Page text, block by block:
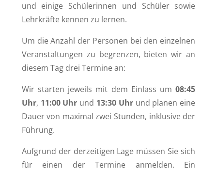
und einige Schülerinnen und Schüler sowie
Lehrkräfte kennen zu lernen.
Um die Anzahl der Personen bei den einzelnen
Veranstaltungen zu begrenzen, bieten wir an
diesem Tag drei Termine an:
Wir starten jeweils mit dem Einlass um08:45
Uhr, 11:00 Uhr und 13:30 Uhrund planen eine
Dauer von maximal zwei Stunden, inklusive der
Führung.
Aufgrund der derzeitigen Lage müssen Sie sich
für einen der Termine anmelden. Ein